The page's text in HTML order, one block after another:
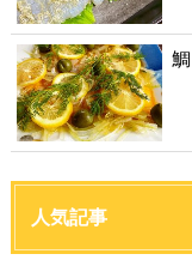
人気記事